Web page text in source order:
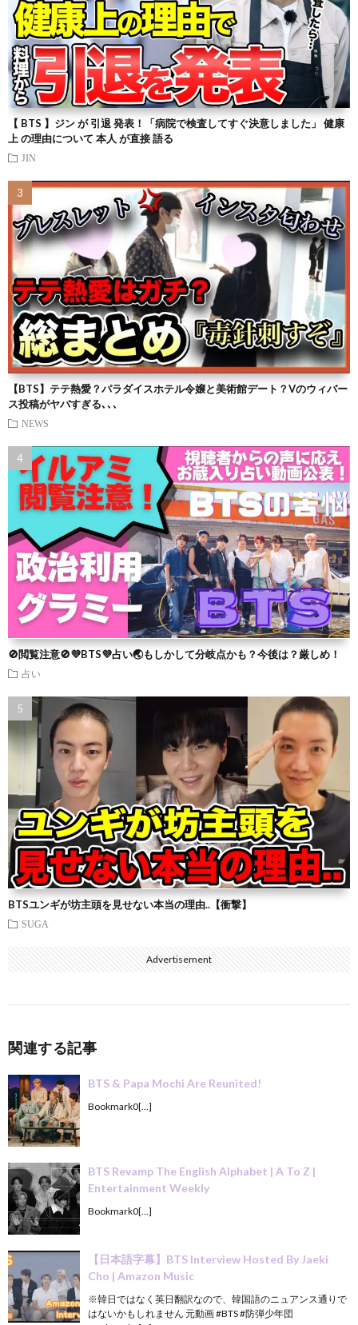
【 BTS 】ジン が 引退 発表！「病院で検査してすぐ決意しました」 健康
上 の理由について 本人 が直接 語る
JIN
【BTS】テテ熱愛？パラダイスホテル令嬢と美術館デート？Vのウィバー
ス投稿がヤバすぎる､､､
NEWS
🚫閲覧注意🚫💜BTS💜占い🌏もしかして分岐点かも？今後は？厳しめ！
占い
BTSユンギが坊主頭を見せない本当の理由..【衝撃】
SUGA
Advertisement
関連する記事
BTS & Papa Mochi Are Reunited!
Bookmark0[…]
BTS Revamp The English Alphabet | A To Z |
Entertainment Weekly
Bookmark0[…]
【日本語字幕】BTS Interview Hosted By Jaeki
Cho | Amazon Music
※韓日ではなく英日翻訳なので、韓国語のニュアンス通りで
はないかもしれません 元動画 #BTS​​ #防弾少年団